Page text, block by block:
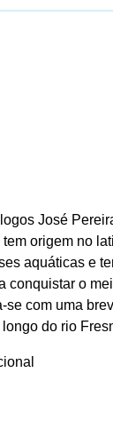
José
origem no
aquáticas e
conquistar o
com uma
do rio